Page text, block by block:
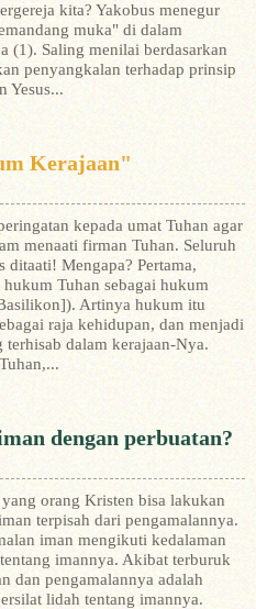
kita? Yakobus menegur
muka" di dalam
(1). Saling menilai berdasarkan
penyangkalan terhadap prinsip
Yesus...
Kerajaan"
kepada umat Tuhan agar
menaati firman Tuhan. Seluruh
ditaati! Mengapa? Pertama,
Tuhan sebagai hukum
Artinya hukum itu
raja kehidupan, dan menjadi
dalam kerajaan-Nya.
dengan perbuatan?
orang Kristen bisa lakukan
terpisah dari pengamalannya.
iman mengikuti kedalaman
imannya. Akibat terburuk
dan pengamalannya adalah
lidah tentang imannya.